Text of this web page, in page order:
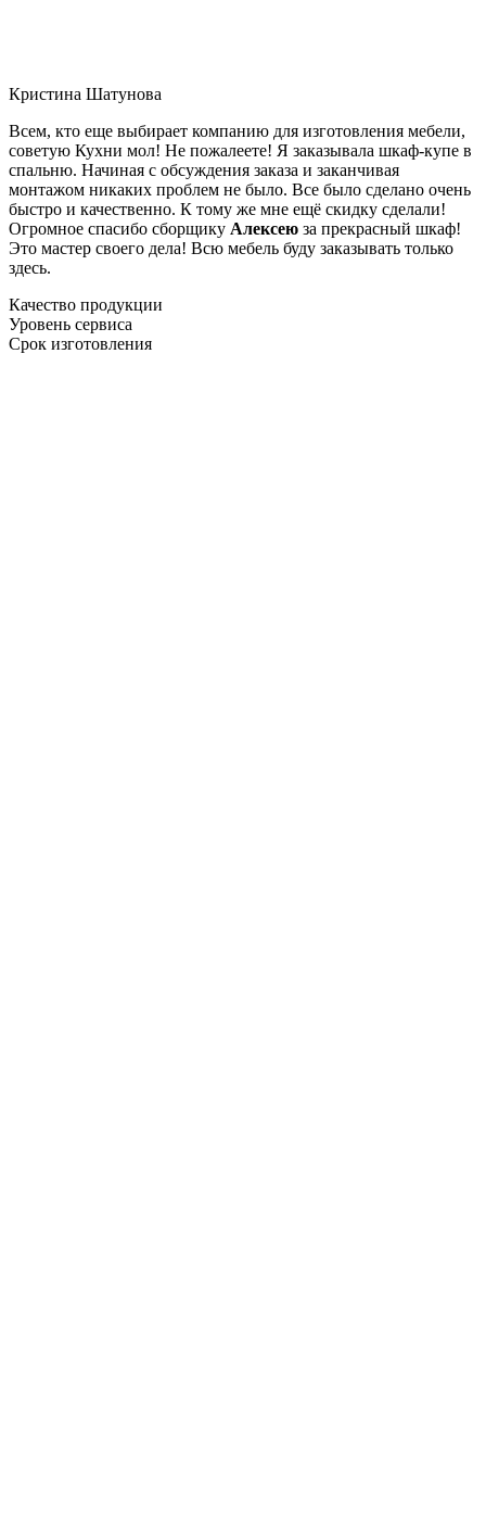
Кристина Шатунова
Всем, кто еще выбирает компанию для изготовления мебели,
советую Кухни мол! Не пожалеете! Я заказывала шкаф-купе в
спальню. Начиная с обсуждения заказа и заканчивая
монтажом никаких проблем не было. Все было сделано очень
быстро и качественно. К тому же мне ещё скидку сделали!
Огромное спасибо сборщику Алексею за прекрасный шкаф!
Это мастер своего дела! Всю мебель буду заказывать только
здесь.
Качество продукции
Уровень сервиса
Срок изготовления